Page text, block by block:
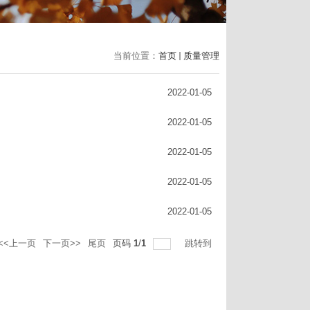
当前位置： 首页 质量管理
2022-01-05
2022-01-05
2022-01-05
2022-01-05
2022-01-05
上一页 下一页>> 尾页 页码 1/1 跳转到